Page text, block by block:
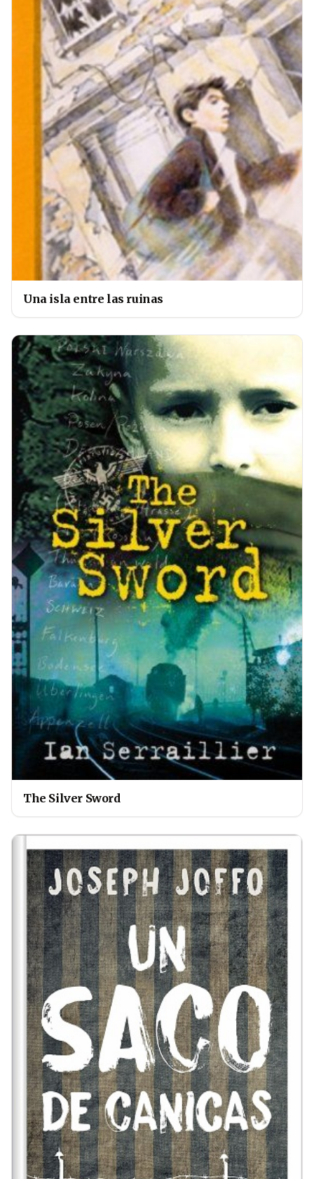
Una isla entre las ruinas
The Silver Sword